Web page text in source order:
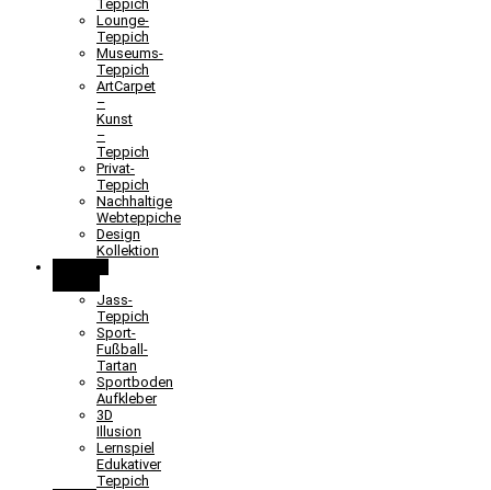
Teppich
Lounge-
Teppich
Museums-
Teppich
ArtCarpet
–
Kunst
–
Teppich
Privat-
Teppich
Nachhaltige
Webteppiche
Design
Kollektion
Jass-
Teppich
Sport-
Fußball-
Tartan
Sportboden
Aufkleber
3D
Illusion
Lernspiel
Edukativer
Teppich